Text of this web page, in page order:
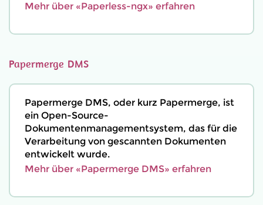
Mehr über «Paperless-ngx» erfahren
Papermerge DMS
Papermerge DMS, oder kurz Papermerge, ist
ein Open-Source-
Dokumentenmanagementsystem, das für die
Verarbeitung von gescannten Dokumenten
entwickelt wurde.
Mehr über «Papermerge DMS» erfahren